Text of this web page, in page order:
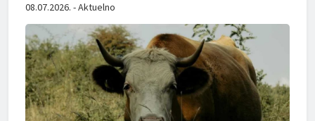
08.07.2026. - Aktuelno